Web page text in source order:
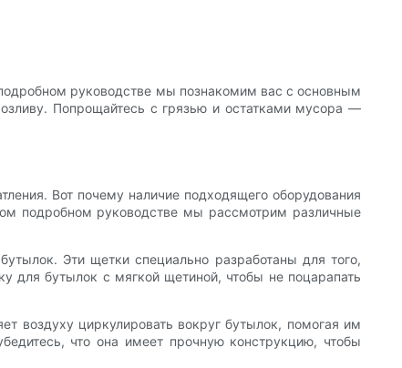
руководстве мы познакомим вас с основным
Попрощайтесь с грязью и остатками мусора —
Вот почему наличие подходящего оборудования
подробном руководстве мы рассмотрим различные
Эти щетки специально разработаны для того,
для бутылок с мягкой щетиной, чтобы не поцарапать
воздуху циркулировать вокруг бутылок, помогая им
что она имеет прочную конструкцию, чтобы